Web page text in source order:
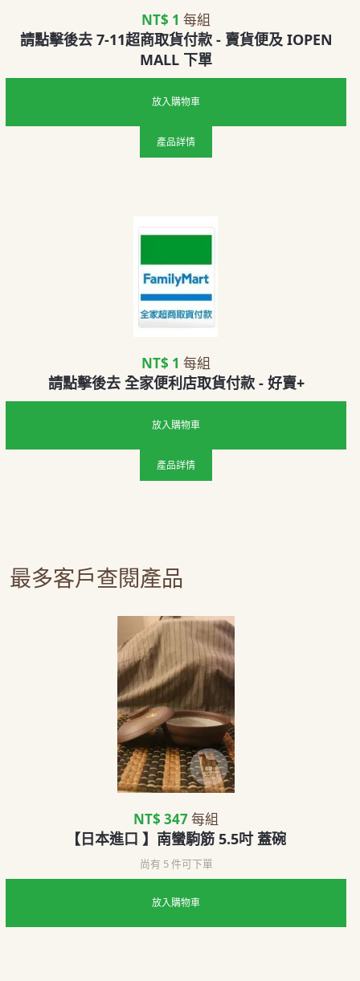
NT$ 1 每組
請點擊後去 7-11超商取貨付款 - 賣貨便及 IOPEN
MALL 下單
放入購物車
產品詳情
NT$ 1 每組
請點擊後去 全家便利店取貨付款 - 好賣+
放入購物車
產品詳情
最多客戶查閱產品
NT$ 347每組
【日本進口 】南蠻駒筋 5.5吋 蓋碗
尚有 5 件可下單
放入購物車